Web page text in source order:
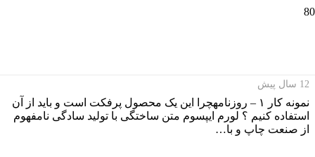
12 سال پیش
نمونه کار ۱ – روزنامهچرا این یک محصول پرفکت است و باید از آن
استفاده کنیم ؟ لورم ایپسوم متن ساختگی با تولید سادگی نامفهوم
از صنعت چاپ و با…